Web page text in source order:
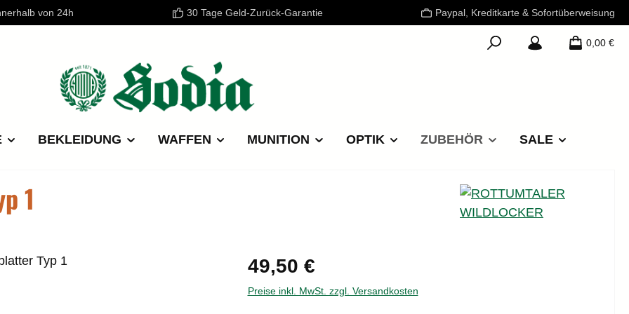
von 24h 30 Tage Geld-Zurück-Garantie Paypal, Kreditkarte & Sofortüberweisung
0,00 €
BEKLEIDUNG WAFFEN MUNITION OPTIK ZUBEHÖR SALE
1
Regulärer Preis:
49,50 €
Preise inkl. MwSt. zzgl. Versandkosten